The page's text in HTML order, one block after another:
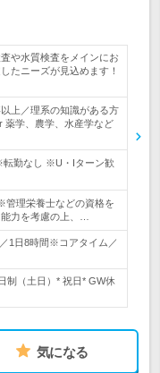
や水質検査をメインにお
たニーズが見込めます！
上／理系の知識がある方
学、農学、水産学など
転勤なし ※U・Iターン歓
管理栄養士などの資格を
力を考慮の上、…
1日8時間※コアタイム／
（土日）* 祝日* GW休
気になる